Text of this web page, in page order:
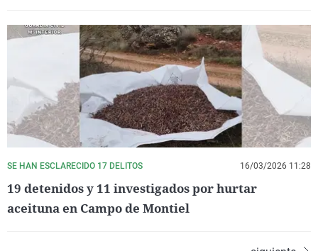
SE HAN ESCLARECIDO 17 DELITOS 16/03/2026 11:28
19 detenidos y 11 investigados por hurtar
aceituna en Campo de Montiel